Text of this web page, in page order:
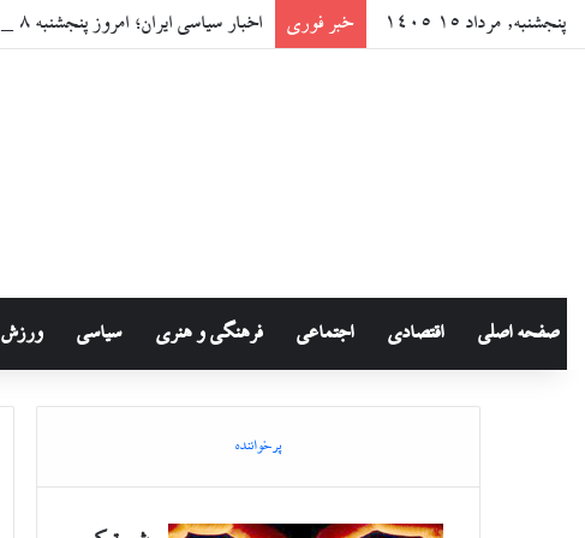
پنجشنبه, مرداد ۱۵ ۱۴۰۵ خبر فوری اخبار سیاسی ایران؛ امروز پنجشنبه ۸ مرداد ۱۴۰۵
صفحه اصلی اقتصادی اجتماعی فرهنگی و هنری سیاسی ورزش
پرخواننده